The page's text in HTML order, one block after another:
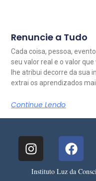
Renuncie a Tudo
Cada coisa, pessoa,
seu valor real e o valor
lhe atribui decorre da sua
extrai os aprendizados
Continue Lendo
Instituto Luz da